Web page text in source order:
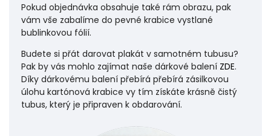
Pokud objednávka obsahuje také rám obrazu, pak
vám vše zabalíme do pevné krabice vystlané
bublinkovou fólií.
Budete si přát darovat plakát v samotném tubusu?
Pak by vás mohlo zajímat naše dárkové balení ZDE.
Díky dárkovému balení přebírá přebírá zásilkovou
úlohu kartónová krabice vy tím získáte krásně čistý
tubus, který je připraven k obdarování.